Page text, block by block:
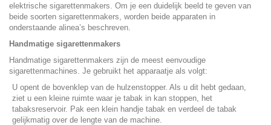
elektrische sigarettenmakers. Om je een duidelijk beeld te geven van
beide soorten sigarettenmakers, worden beide apparaten in
onderstaande alinea’s beschreven.
Handmatige sigarettenmakers
Handmatige sigarettenmakers zijn de meest eenvoudige
sigarettenmachines. Je gebruikt het apparaatje als volgt:
U opent de bovenklep van de hulzenstopper. Als u dit hebt gedaan,
ziet u een kleine ruimte waar je tabak in kan stoppen, het
tabaksreservoir. Pak een klein handje tabak en verdeel de tabak
gelijkmatig over de lengte van de machine.